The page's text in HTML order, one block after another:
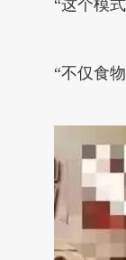
“这个模
“不仅食